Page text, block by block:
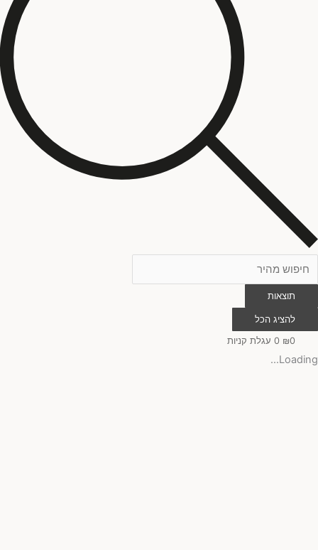
תוצאות
להציג הכל
₪0
0 עגלת קניות
Loading...